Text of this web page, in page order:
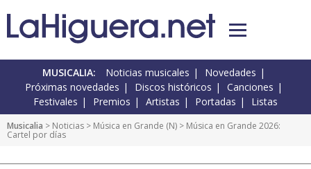
MUSICALIA: Noticias musicales
Novedades
Próximas novedades
Discos históricos
Canciones
Festivales
Premios Artistas Portadas Listas
Musicalia > Noticias > Música en Grande (N) > Música en Grande 2026:
Cartel por días